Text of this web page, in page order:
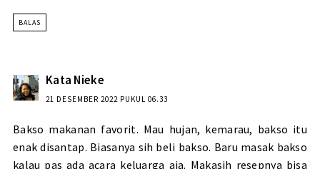
BALAS
Kata Nieke
21 DESEMBER 2022 PUKUL 06.33
Bakso makanan favorit. Mau hujan, kemarau, bakso itu
enak disantap. Biasanya sih beli bakso. Baru masak bakso
kalau pas ada acara keluarga aja. Makasih resepnya bisa